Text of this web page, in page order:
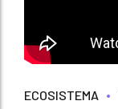
ECOSISTEMA